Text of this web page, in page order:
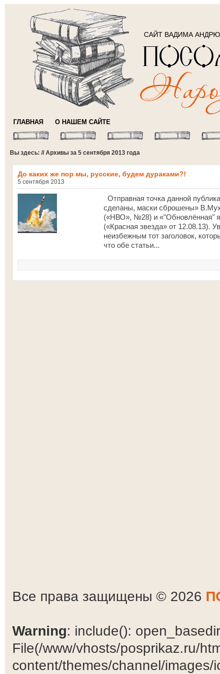
САЙТ ВАДИМА
ГЛАВНАЯ О НАШЕМ САЙТЕ
Вы здесь: // Архивы за 5 сентября 2013 года
До каких же пор мы, русские, будем дураками?!
5 сентября 2013
Отправная точка данной
сделаны, маски сброшены»
(«НВО», №28) и «"Обновлённая"
(«Красная звезда» от 12.08.13).
неизбежным тот заголовок,
что обе статьи...
Все права защищены © 2026
Warning: include():
File(/www/vhosts/posprikaz.ru/
content/themes/channel/